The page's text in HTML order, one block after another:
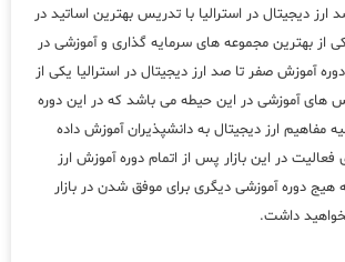
دیجیتال در استرالیا با تدریس بهترین اساتید در
یکی از بهترین مجموعه های سرمایه گذاری و آموزشی در
آموزش صفر تا صد ارز دیجیتال در استرالیا یکی از
های آموزشی در این حیطه می باشد که در این دوره
مفاهیم ارز دیجیتال به دانشپذیران آموزش داده
فعالیت در این بازار پس از اتمام دوره آموزش ارز
هیج دوره آموزشی دیگری برای موفق شدن در بازار
داشت.